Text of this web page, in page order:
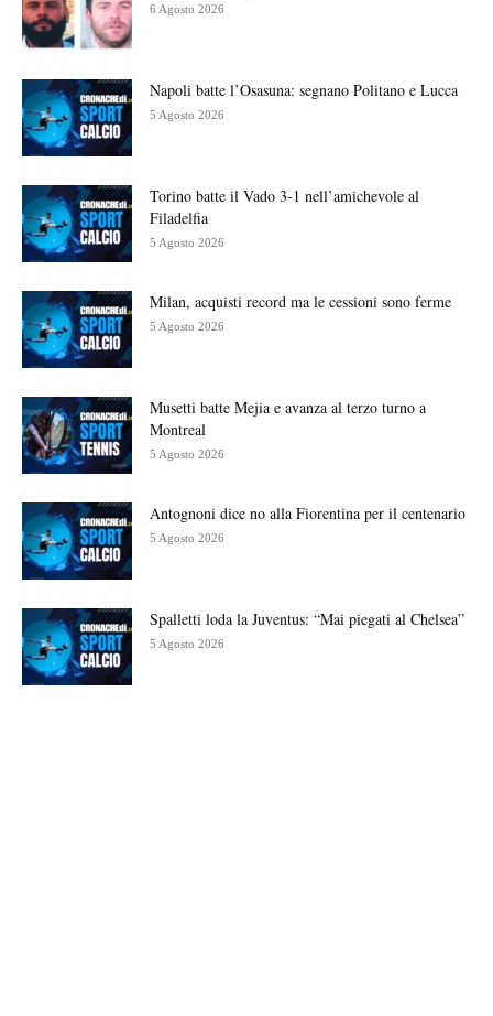
6 Agosto 2026
Napoli batte l’Osasuna: segnano Politano e Lucca
5 Agosto 2026
Torino batte il Vado 3-1 nell’amichevole al
Filadelfia
5 Agosto 2026
Milan, acquisti record ma le cessioni sono ferme
5 Agosto 2026
Musetti batte Mejia e avanza al terzo turno a
Montreal
5 Agosto 2026
Antognoni dice no alla Fiorentina per il centenario
5 Agosto 2026
Spalletti loda la Juventus: “Mai piegati al Chelsea”
5 Agosto 2026